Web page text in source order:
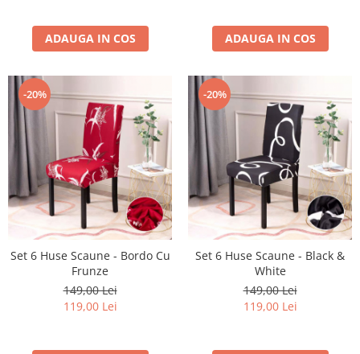
ADAUGA IN COS ADAUGA IN COS
-20%
Set 6 Huse Scaune - Bordo Cu
Frunze
149,00 Lei
119,00 Lei
-20%
Set 6 Huse Scaune - Black &
White
149,00 Lei
119,00 Lei